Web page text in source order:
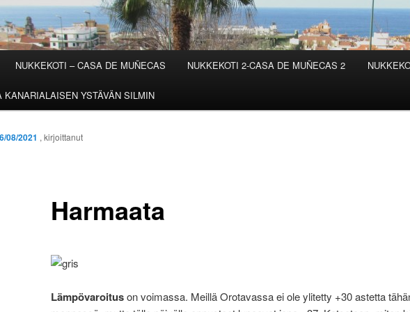
NUKKEKOTI – CASA DE MUÑECAS NUKKEKOTI 2-CASA DE MUÑECAS 2
KANARIALAISEN YSTÄVÄN SILMIN
Harmaata
08/2021 , kirjoittanut
Lämpövaroituson voimassa. Meillä Orotavassa ei ole ylitetty +30 astetta